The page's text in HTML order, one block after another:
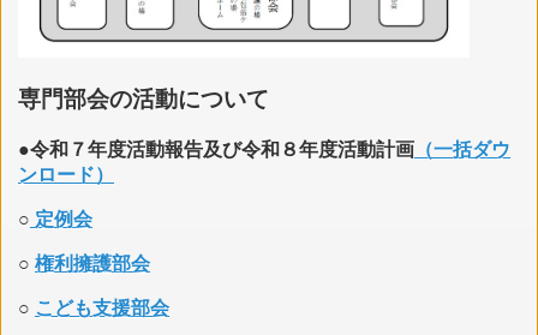
専門部会の活動について
●令和７年度活動報告及び令和８年度活動計画 （一括ダウ
ンロード）
○ 定例会
○ 権利擁護部会
○ こども支援部会